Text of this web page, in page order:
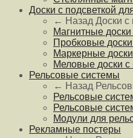
Доски с подсветкой
← Назад Доски с
Магнитные доски
Пробковые доски
Маркерные
Меловые доски с
Рельсовые системы
← Назад
Рельсовые
Рельсовые
Модули для
Рекламные постеры